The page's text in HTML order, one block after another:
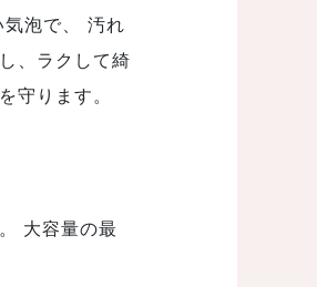
泡で、 汚れ
、ラクして綺
守ります。
大容量の最